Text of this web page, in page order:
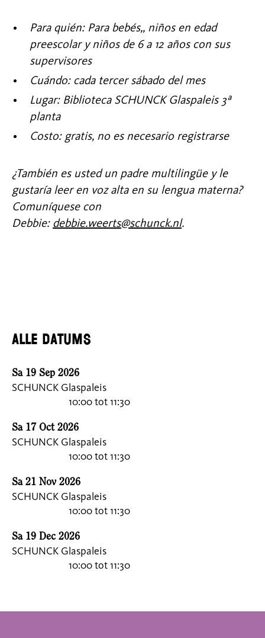
Para quién: Para bebés,, niños en edad
preescolar y niños de 6 a 12 años con sus
supervisores
Cuándo: cada tercer sábado del mes
Lugar: Biblioteca SCHUNCK Glaspaleis 3ª
planta
Costo: gratis, no es necesario registrarse
¿También es usted un padre multilingüe y le
gustaría leer en voz alta en su lengua materna?
Comuníquese con
Debbie: debbie.weerts@schunck.nl.
Alle datums
Sa 19 Sep 2026
SCHUNCK Glaspaleis
10:00 tot 11:30
Sa 17 Oct 2026
SCHUNCK Glaspaleis
10:00 tot 11:30
Sa 21 Nov 2026
SCHUNCK Glaspaleis
10:00 tot 11:30
Sa 19 Dec 2026
SCHUNCK Glaspaleis
10:00 tot 11:30